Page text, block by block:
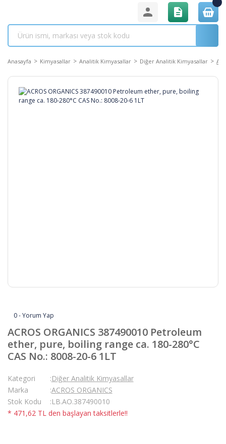
Anasayfa Kimyasallar Analitik Kimyasallar Diğer Analitik Kimyasallar
0 - Yorum Yap
ACROS ORGANICS 387490010 Petroleum
ether, pure, boiling range ca. 180-280°C
CAS No.: 8008-20-6 1LT
Kategori
Diğer Analitik Kimyasallar
Marka
ACROS ORGANICS
Stok Kodu
LB.AO.387490010
* 471,62 TL den başlayan taksitlerle!!